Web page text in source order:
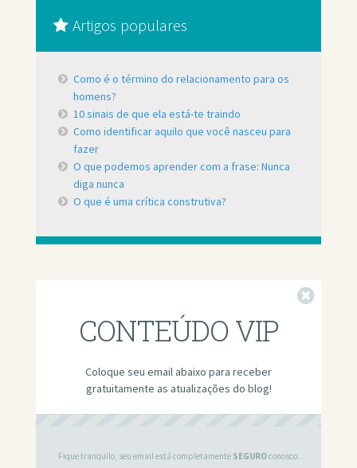
Artigos populares
Como é o término do relacionamento para os
homens?
10 sinais de que ela está-te traindo
Como identificar aquilo que você nasceu para
fazer
O que podemos aprender com a frase: Nunca
diga nunca
O que é uma crítica construtiva?
CONTEÚDO VIP
Coloque seu email abaixo para receber
gratuitamente as atualizações do blog!
Fique tranquilo, seu email está completamente SEGUROconosco.